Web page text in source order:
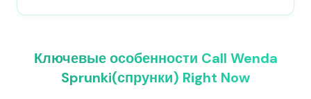
Ключевые особенности Call Wenda
Sprunki(спрунки) Right Now